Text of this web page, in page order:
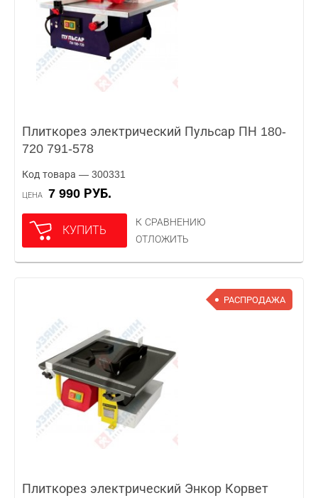
Плиткорез электрический Пульсар ПН 180-
720 791-578
Код товара — 300331
ЦЕНА 7 990 РУБ.
КУПИТЬ
К СРАВНЕНИЮ
ОТЛОЖИТЬ
РАСПРОДАЖА
Плиткорез электрический Энкор Корвет